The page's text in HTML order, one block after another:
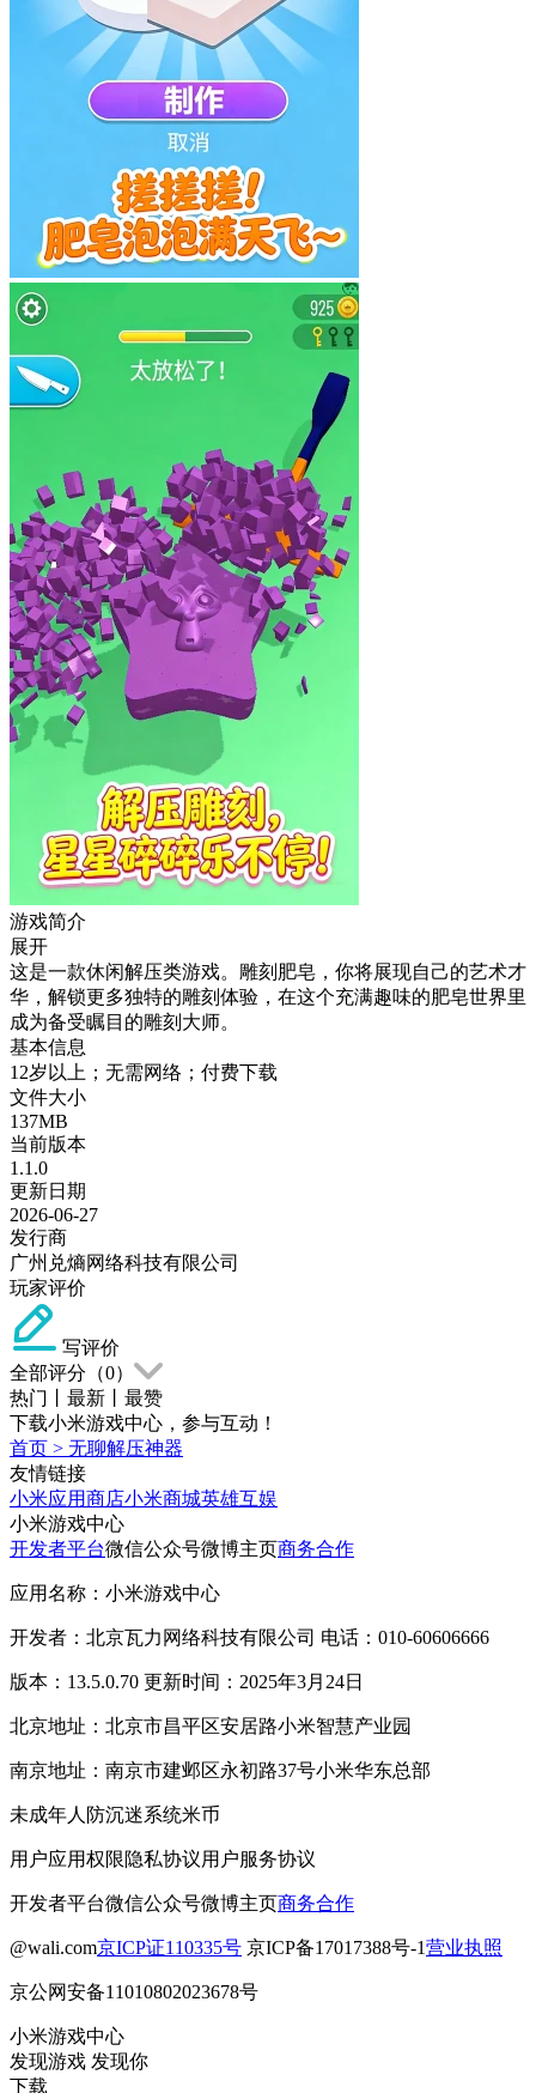
游戏简介
展开
这是一款休闲解压类游戏。雕刻肥皂，你将展现自己的艺术才
华，解锁更多独特的雕刻体验，在这个充满趣味的肥皂世界里
成为备受瞩目的雕刻大师。
基本信息
12岁以上；无需网络；付费下载
文件大小
137MB
当前版本
1.1.0
更新日期
2026-06-27
发行商
广州兑熵网络科技有限公司
玩家评价
写评价
全部评分（0）
热门
最新
最赞
下载小米游戏中心，参与互动！
首页 > 无聊解压神器
友情链接
小米应用商店小米商城英雄互娱
小米游戏中心
开发者平台微信公众号微博主页商务合作
应用名称：小米游戏中心
开发者：北京瓦力网络科技有限公司 电话：010-60606666
版本：13.5.0.70 更新时间：2025年3月24日
北京地址：北京市昌平区安居路小米智慧产业园
南京地址：南京市建邺区永初路37号小米华东总部
未成年人防沉迷系统米币
用户应用权限隐私协议用户服务协议
开发者平台微信公众号微博主页商务合作
@wali.com京ICP证110335号 京ICP备17017388号-1营业执照
京公网安备11010802023678号
小米游戏中心
发现游戏 发现你
下载